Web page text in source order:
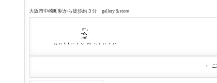
大阪市中崎町駅から徒歩約３分 gallery＆store